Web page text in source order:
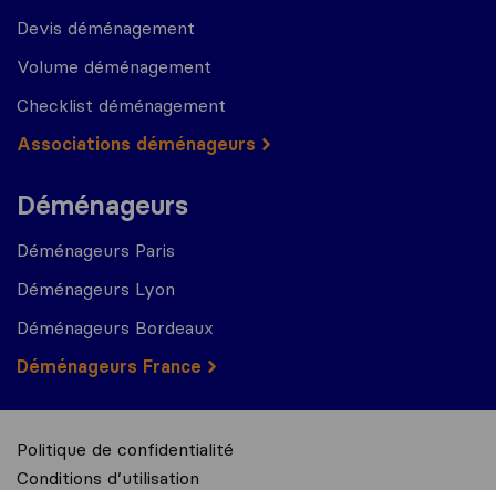
Devis déménagement
Volume déménagement
Checklist déménagement
Associations déménageurs
Déménageurs
Déménageurs Paris
Déménageurs Lyon
Déménageurs Bordeaux
Déménageurs France
Politique de confidentialité
Conditions d’utilisation